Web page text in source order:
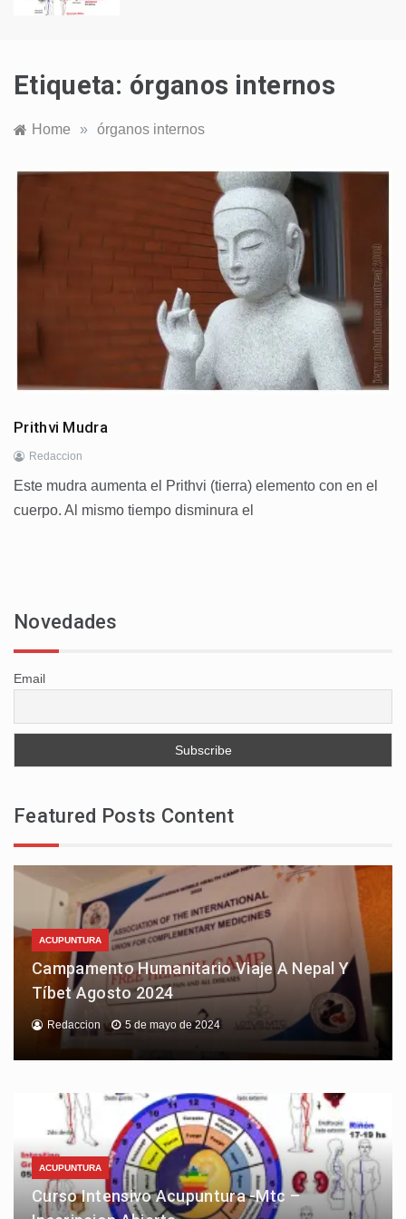
Etiqueta: órganos internos
Home » órganos internos
Prithvi Mudra
Redaccion
Este mudra aumenta el Prithvi (tierra) elemento con en el
cuerpo. Al mismo tiempo disminura el
Novedades
Email
Featured Posts Content
ACUPUNTURA
Campamento Humanitario Viaje A Nepal Y
Tíbet Agosto 2024
Redaccion 5 de mayo de 2024
ACUPUNTURA
Curso Intensivo Acupuntura -Mtc –